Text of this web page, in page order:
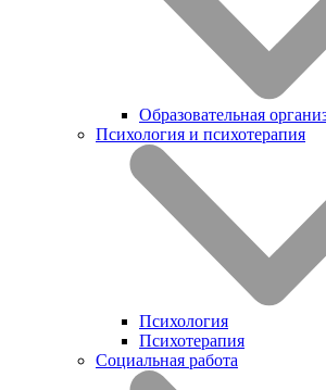
Образовательная
Психология и психотерапия
Психология
Психотерапия
Социальная работа